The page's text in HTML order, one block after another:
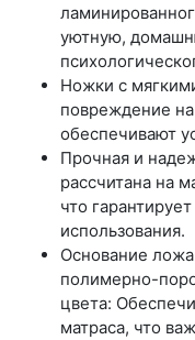
уютную,
Ножки с
повреждение
обеспечивают
Прочная и
рассчитана на
что
использования.
Основание
полимерно-
цвета:
матраса, что